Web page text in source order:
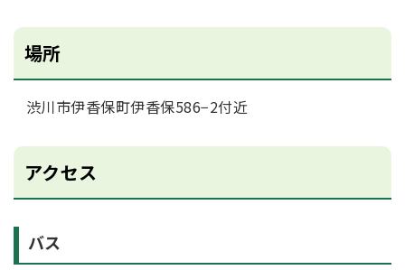
場所
渋川市伊香保町伊香保586−2付近
アクセス
バス